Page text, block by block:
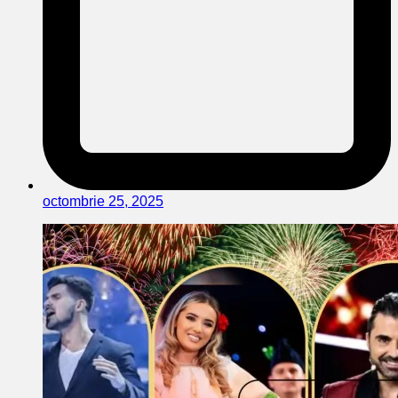
octombrie 25, 2025